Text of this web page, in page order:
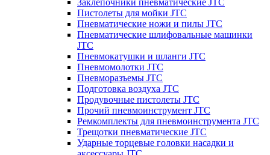
Пистолеты для мойки JTC
Пневматические ножи и пилы JTC
Пневматические шлифовальные машинки
JTC
Пневмокатушки и шланги JTC
Пневмомолотки JTC
Пневморазъемы JTC
Подготовка воздуха JTC
Продувочные пистолеты JTC
Прочий пневмоинструмент JTC
Ремкомплекты для пневмоинструмента JTC
Трещотки пневматические JTC
Ударные торцевые головки насадки и